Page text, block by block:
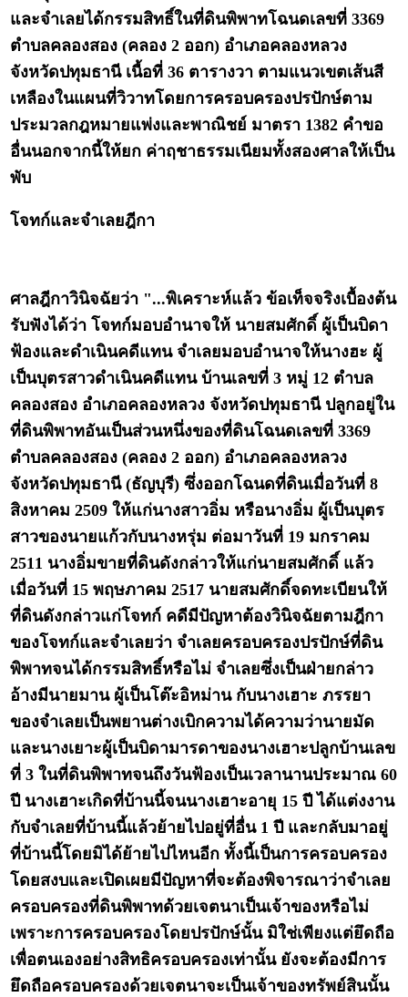
และจำเลยได้กรรมสิทธิ์ในที่ดินพิพาทโฉนดเลขที่ 3369
ตำบลคลองสอง (คลอง 2 ออก) อำเภอคลองหลวง
จังหวัดปทุมธานี เนื้อที่ 36 ตารางวา ตามแนวเขตเส้นสี
เหลืองในแผนที่วิวาทโดยการครอบครองปรปักษ์ตาม
ประมวลกฎหมายแพ่งและพาณิชย์ มาตรา 1382 คำขอ
อื่นนอกจากนี้ให้ยก ค่าฤชาธรรมเนียมทั้งสองศาลให้เป็น
พับ
โจทก์และจำเลยฎีกา
ศาลฎีกาวินิจฉัยว่า "...พิเคราะห์แล้ว ข้อเท็จจริงเบื้องต้น
รับฟังได้ว่า โจทก์มอบอำนาจให้ นายสมศักดิ์ ผู้เป็นบิดา
ฟ้องและดำเนินคดีแทน จำเลยมอบอำนาจให้นางฮะ ผู้
เป็นบุตรสาวดำเนินคดีแทน บ้านเลขที่ 3 หมู่ 12 ตำบล
คลองสอง อำเภอคลองหลวง จังหวัดปทุมธานี ปลูกอยู่ใน
ที่ดินพิพาทอันเป็นส่วนหนึ่งของที่ดินโฉนดเลขที่ 3369
ตำบลคลองสอง (คลอง 2 ออก) อำเภอคลองหลวง
จังหวัดปทุมธานี (ธัญบุรี) ซึ่งออกโฉนดที่ดินเมื่อวันที่ 8
สิงหาคม 2509 ให้แก่นางสาวอิ่ม หรือนางอิ่ม ผู้เป็นบุตร
สาวของนายแก้วกับนางหรุ่ม ต่อมาวันที่ 19 มกราคม
2511 นางอิ่มขายที่ดินดังกล่าวให้แก่นายสมศักดิ์ แล้ว
เมื่อวันที่ 15 พฤษภาคม 2517 นายสมศักดิ์จดทะเบียนให้
ที่ดินดังกล่าวแก่โจทก์ คดีมีปัญหาต้องวินิจฉัยตามฎีกา
ของโจทก์และจำเลยว่า จำเลยครอบครองปรปักษ์ที่ดิน
พิพาทจนได้กรรมสิทธิ์หรือไม่ จำเลยซึ่งเป็นฝ่ายกล่าว
อ้างมีนายมาน ผู้เป็นโต๊ะอิหม่าน กับนางเฮาะ ภรรยา
ของจำเลยเป็นพยานต่างเบิกความได้ความว่านายมัด
และนางเยาะผู้เป็นบิดามารดาของนางเฮาะปลูกบ้านเลข
ที่ 3 ในที่ดินพิพาทจนถึงวันฟ้องเป็นเวลานานประมาณ 60
ปี นางเฮาะเกิดที่บ้านนี้จนนางเฮาะอายุ 15 ปี ได้แต่งงาน
กับจำเลยที่บ้านนี้แล้วย้ายไปอยู่ที่อื่น 1 ปี และกลับมาอยู่
ที่บ้านนี้โดยมิได้ย้ายไปไหนอีก ทั้งนี้เป็นการครอบครอง
โดยสงบและเปิดเผยมีปัญหาที่จะต้องพิจารณาว่าจำเลย
ครอบครองที่ดินพิพาทด้วยเจตนาเป็นเจ้าของหรือไม่
เพราะการครอบครองโดยปรปักษ์นั้น มิใช่เพียงแต่ยึดถือ
เพื่อตนเองอย่างสิทธิครอบครองเท่านั้น ยังจะต้องมีการ
ยึดถือครอบครองด้วยเจตนาจะเป็นเจ้าของทรัพย์สินนั้น